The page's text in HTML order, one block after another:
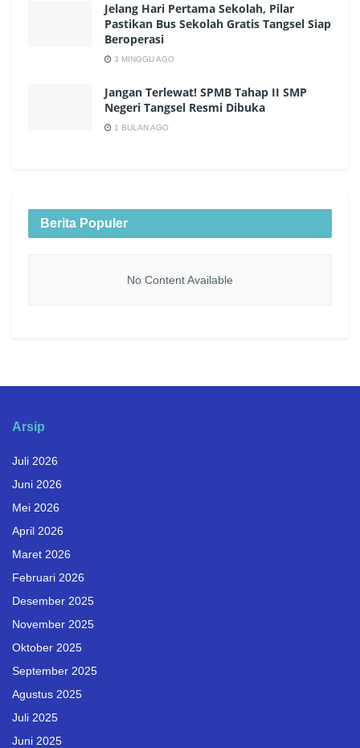
Jelang Hari Pertama Sekolah, Pilar
Pastikan Bus Sekolah Gratis Tangsel Siap
Beroperasi
3 MINGGU AGO
Jangan Terlewat! SPMB Tahap II SMP
Negeri Tangsel Resmi Dibuka
1 BULAN AGO
Berita Populer
No Content Available
Arsip
Juli 2026
Juni 2026
Mei 2026
April 2026
Maret 2026
Februari 2026
Desember 2025
November 2025
Oktober 2025
September 2025
Agustus 2025
Juli 2025
Juni 2025